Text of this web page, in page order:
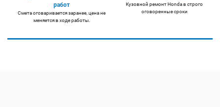
работ
Смета оговаривается заранее, цена не
меняется в ходе работы.
Кузовной ремонт Honda в строго
оговоренные сроки